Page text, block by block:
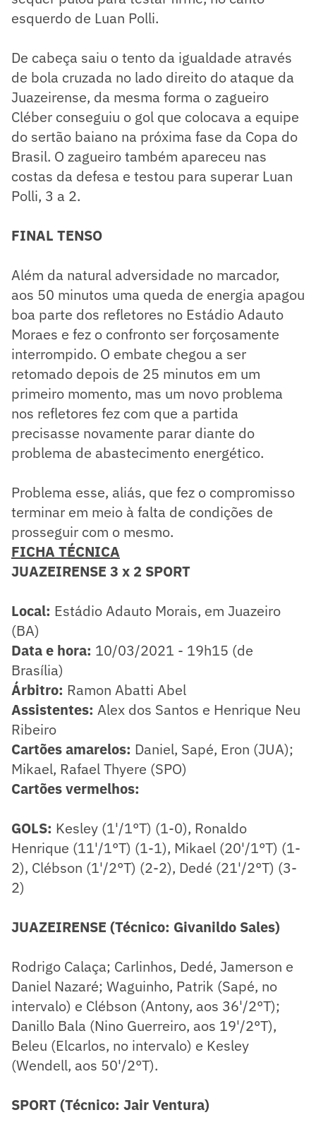
esquerdo de Luan Polli.
De cabeça saiu o tento da igualdade através
de bola cruzada no lado direito do ataque da
Juazeirense, da mesma forma o zagueiro
Cléber conseguiu o gol que colocava a equipe
do sertão baiano na próxima fase da Copa do
Brasil. O zagueiro também apareceu nas
costas da defesa e testou para superar Luan
Polli, 3 a 2.
FINAL TENSO
Além da natural adversidade no marcador,
aos 50 minutos uma queda de energia apagou
boa parte dos refletores no Estádio Adauto
Moraes e fez o confronto ser forçosamente
interrompido. O embate chegou a ser
retomado depois de 25 minutos em um
primeiro momento, mas um novo problema
nos refletores fez com que a partida
precisasse novamente parar diante do
problema de abastecimento energético.
Problema esse, aliás, que fez o compromisso
terminar em meio à falta de condições de
prosseguir com o mesmo.
FICHA TÉCNICA
JUAZEIRENSE 3 x 2 SPORT
Local: Estádio Adauto Morais, em Juazeiro
(BA)
Data e hora: 10/03/2021 - 19h15 (de
Brasília)
Árbitro: Ramon Abatti Abel
Assistentes: Alex dos Santos e Henrique Neu
Ribeiro
Cartões amarelos: Daniel, Sapé, Eron (JUA);
Mikael, Rafael Thyere (SPO)
Cartões vermelhos:
GOLS: Kesley (1'/1°T) (1-0), Ronaldo
Henrique (11'/1°T) (1-1), Mikael (20'/1°T) (1-
2), Clébson (1'/2°T) (2-2), Dedé (21'/2°T) (3-
2)
JUAZEIRENSE (Técnico: Givanildo Sales)
Rodrigo Calaça; Carlinhos, Dedé, Jamerson e
Daniel Nazaré; Waguinho, Patrik (Sapé, no
intervalo) e Clébson (Antony, aos 36'/2°T);
Danillo Bala (Nino Guerreiro, aos 19'/2°T),
Beleu (Elcarlos, no intervalo) e Kesley
(Wendell, aos 50'/2°T).
SPORT (Técnico: Jair Ventura)